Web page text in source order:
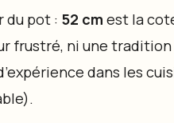
du pot : 52 cm est la
frustré, ni une
dans les